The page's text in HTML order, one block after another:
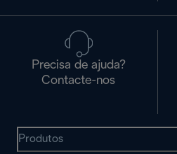
Precisa de ajuda?
Contacte-nos
Produtos